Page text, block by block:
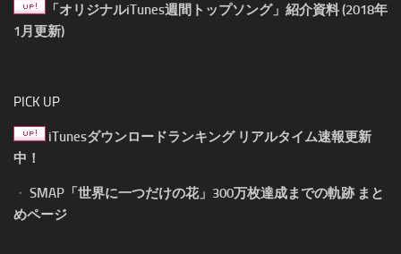
「オリジナルiTunes週間トップソング」紹介資料 (2018年
1月更新)
PICK UP
iTunesダウンロードランキング リアルタイム速報更新
中！
・ SMAP「世界に一つだけの花」300万枚達成までの軌跡 まと
めページ